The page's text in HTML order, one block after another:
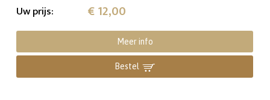
Uw prijs: € 12,00
Meer info
Bestel